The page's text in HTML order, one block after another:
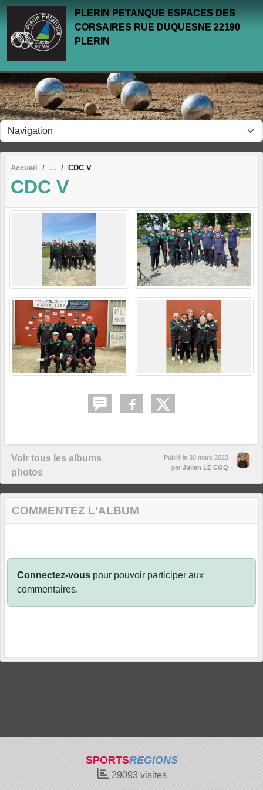
PLERIN PETANQUE ESPACES DES
CORSAIRES RUE DUQUESNE 22190
PLERIN
Accueil CDC V
CDC V
Voir tous les albums
photos
Publié le 30 mars 2023
par Julien LE COQ
COMMENTEZ L'ALBUM
Connectez-vous pour pouvoir participer aux
commentaires.
SPORTSREGIONS
29093visites
Panneau de gestion des cookies